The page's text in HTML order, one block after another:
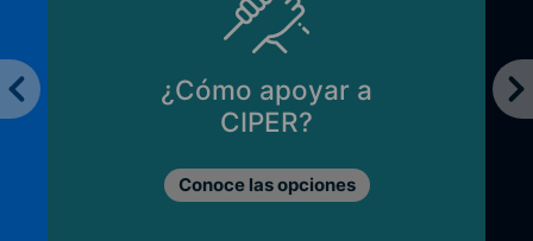
¿Cómo apoyar a
CIPER?
Conoce las opciones